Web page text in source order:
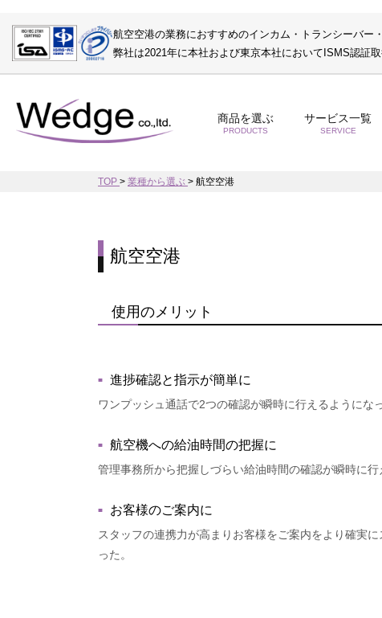
航空空港の業務におすすめのインカム・トランシーバー
弊社は2021年に本社および東京本社においてISMS認証
商品を選ぶ
PRODUCTS
サービス一覧
SERVICE
TOP > 業種から選ぶ > 航空空港
航空空港
使用のメリット
進捗確認と指示が簡単に
ワンプッシュ通話で2つの確認が瞬時に行えるようになっ
航空機への給油時間の把握に
管理事務所から把握しづらい給油時間の確認が瞬時に行
お客様のご案内に
スタッフの連携力が高まりお客様をご案内をより確実
った。